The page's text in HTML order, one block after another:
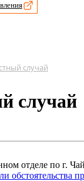
случай
случай
отделе по г.
обстоятельства